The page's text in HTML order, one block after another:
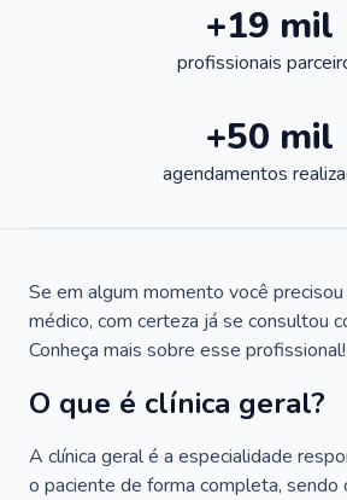
+19 mil
profissionais
+50 mil
agendamentos
Se em algum momento você
médico, com certeza já se consultou
Conheça mais sobre esse profissional!
O que é clínica geral?
A clínica geral é a especialidade
o paciente de forma completa, sendo